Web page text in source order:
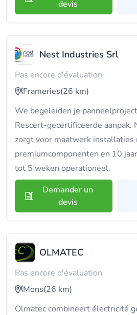
devis
Nest Industries Srl
Pas encore d'évaluation
Frameries(26 km)
We begeleiden je
Rescert-gecertificeerde aanpak.
zorgt voor maatwerk installaties
premiumcomponenten en 10
tot 5 weken operationeel.
Demander un
devis
OLMATEC
Pas encore d'évaluation
Mons(26 km)
Olmatec combineert électricité